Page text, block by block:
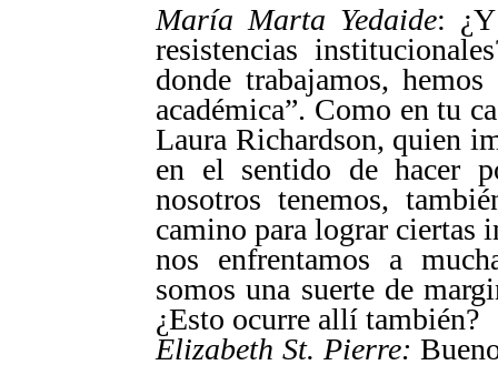
María Marta Yedaide:
resistencias
donde trabajamos,
académica”. Como en tu
Laura Richardson, quien
en el sentido de hacer
nosotros tenemos,
camino para lograr ciertas
nos enfrentamos a
somos una suerte de
¿Esto ocurre allí también?
Elizabeth St. Pierre: